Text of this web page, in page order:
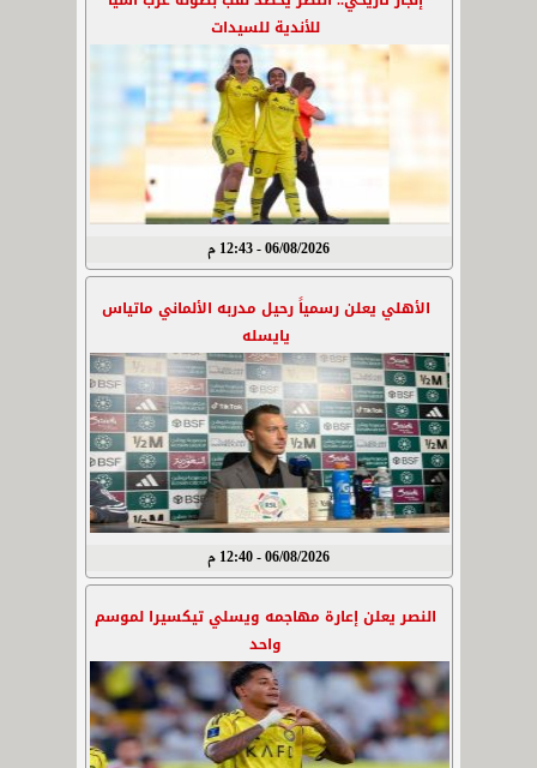
للأندية للسيدات
06/08/2026 - 12:43 م
الأهلي يعلن رسمياً رحيل مدربه الألماني ماتياس
يايسله
06/08/2026 - 12:40 م
النصر يعلن إعارة مهاجمه ويسلي تيكسيرا لموسم
واحد